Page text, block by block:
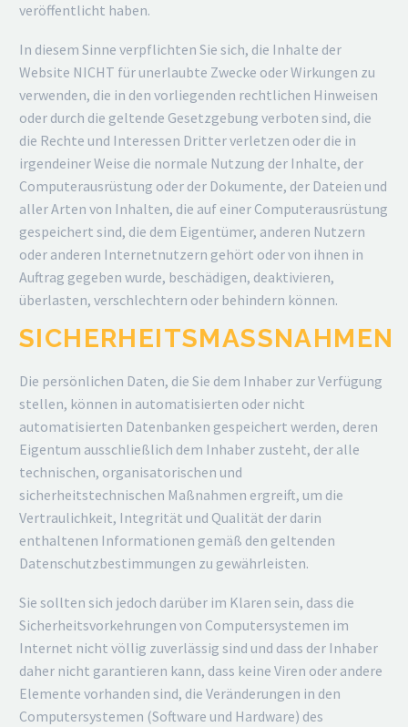
veröffentlicht haben.
In diesem Sinne verpflichten Sie sich, die Inhalte der
Website NICHT für unerlaubte Zwecke oder Wirkungen zu
verwenden, die in den vorliegenden rechtlichen Hinweisen
oder durch die geltende Gesetzgebung verboten sind, die
die Rechte und Interessen Dritter verletzen oder die in
irgendeiner Weise die normale Nutzung der Inhalte, der
Computerausrüstung oder der Dokumente, der Dateien und
aller Arten von Inhalten, die auf einer Computerausrüstung
gespeichert sind, die dem Eigentümer, anderen Nutzern
oder anderen Internetnutzern gehört oder von ihnen in
Auftrag gegeben wurde, beschädigen, deaktivieren,
überlasten, verschlechtern oder behindern können.
SICHERHEITSMASSNAHMEN
Die persönlichen Daten, die Sie dem Inhaber zur Verfügung
stellen, können in automatisierten oder nicht
automatisierten Datenbanken gespeichert werden, deren
Eigentum ausschließlich dem Inhaber zusteht, der alle
technischen, organisatorischen und
sicherheitstechnischen Maßnahmen ergreift, um die
Vertraulichkeit, Integrität und Qualität der darin
enthaltenen Informationen gemäß den geltenden
Datenschutzbestimmungen zu gewährleisten.
Sie sollten sich jedoch darüber im Klaren sein, dass die
Sicherheitsvorkehrungen von Computersystemen im
Internet nicht völlig zuverlässig sind und dass der Inhaber
daher nicht garantieren kann, dass keine Viren oder andere
Elemente vorhanden sind, die Veränderungen in den
Computersystemen (Software und Hardware) des